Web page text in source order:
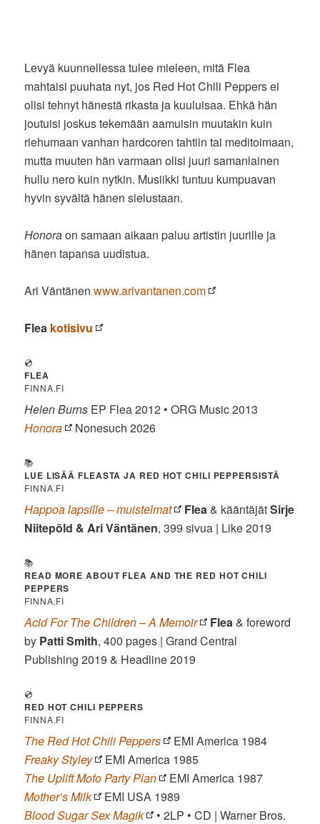
Levyä kuunnellessa tulee mieleen, mitä Flea
mahtaisi puuhata nyt, jos Red Hot Chili Peppers ei
olisi tehnyt hänestä rikasta ja kuuluisaa. Ehkä hän
joutuisi joskus tekemään aamuisin muutakin kuin
riehumaan vanhan hardcoren tahtiin tai meditoimaan,
mutta muuten hän varmaan olisi juuri samanlainen
hullu nero kuin nytkin. Musiikki tuntuu kumpuavan
hyvin syvältä hänen sielustaan.
Honoraon samaan aikaan paluu artistin juurille ja
hänen tapansa uudistua.
Ari Väntänenwww.arivantanen.com
Flea kotisivu
💿
FLEA
FINNA.FI
Helen Burns EP Flea 2012 • ORG Music 2013
Honora
Nonesuch 2026
📚
LUE LISÄÄ FLEASTA JA RED HOT CHILI PEPPERSISTÄ
FINNA.FI
Happoa lapsille – muistelmat Flea & kääntäjätSirje
Niitepõld & Ari Väntänen, 399 sivua | Like 2019
📚
READ MORE ABOUT FLEA AND THE RED HOT CHILI
PEPPERS
FINNA.FI
Acid For The Children – A Memoir Flea & foreword
by Patti Smith, 400 pages | Grand Central
Publishing 2019 & Headline 2019
💿
RED HOT CHILI PEPPERS
FINNA.FI
The Red Hot Chili Peppers
EMI America 1984
Freaky Styley
EMI America 1985
The Uplift Mofo Party Plan
EMI America 1987
Mother’s Milk
EMI USA 1989
Blood Sugar Sex Magik
• 2LP • CD | Warner Bros.